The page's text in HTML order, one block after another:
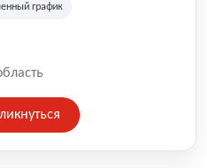
опыт позволяют
график